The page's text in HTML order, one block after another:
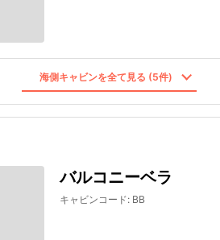
海側キャビンを全て見る (5件)
バルコニーベラ
キャビンコード: BB